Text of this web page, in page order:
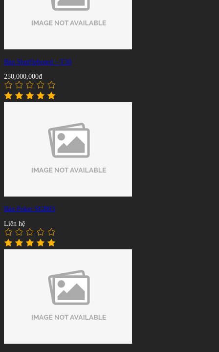
Bàn Shuffleboard – T30
250,000,000đ
Bàn Poker SGB03
Liên hệ